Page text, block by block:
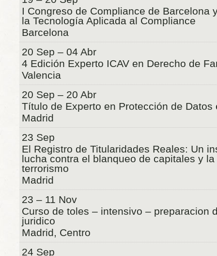
I Congreso de Compliance de Barcelona
la Tecnología Aplicada al Compliance
Barcelona
20 Sep – 04 Abr
4 Edición Experto ICAV en Derecho de
Valencia
20 Sep – 20 Abr
Título de Experto en Protección de Datos
Madrid
23 Sep
El Registro de Titularidades Reales: Un
lucha contra el blanqueo de capitales y
terrorismo
Madrid
23 – 11 Nov
Curso de toles – intensivo – preparacion
juridico
Madrid, Centro
24 Sep